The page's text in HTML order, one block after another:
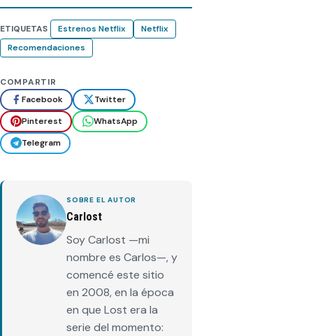
ETIQUETAS Estrenos Netflix
Netflix
Recomendaciones
COMPARTIR
Facebook
Twitter
Pinterest
WhatsApp
Telegram
SOBRE EL AUTOR
Carlost
Soy Carlost —mi
nombre es Carlos—, y
comencé este sitio
en 2008, en la época
en que Lost era la
serie del momento: